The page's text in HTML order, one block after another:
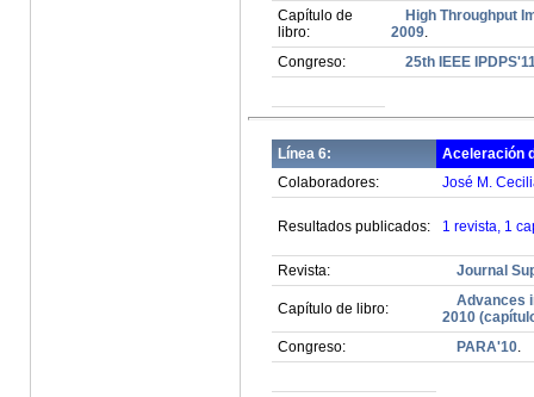
Capítulo de
libro:
High Throughput
2009.
Congreso:
25th IEEE
Línea 6:
Aceleración
Colaboradores:
José M.
Resultados publicados: 1 revista, 1
Revista: Journal
Capítulo de libro:
Advances
2010
Congreso:
PARA'10.